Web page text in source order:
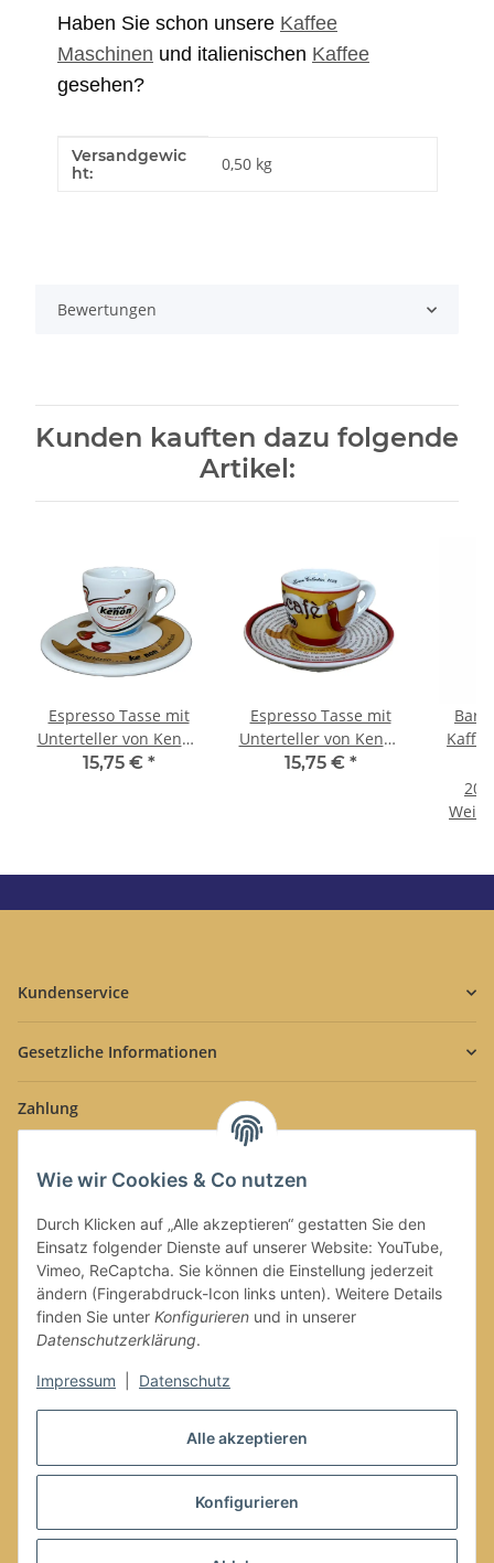
Alle akzeptieren
Konfigurieren
Wie wir Cookies & Co nutzen
Durch Klicken auf „Alle akzeptieren“ gestatten Sie den
Einsatz folgender Dienste auf unserer Website: YouTube,
Vimeo, ReCaptcha. Sie können die Einstellung jederzeit
ändern (Fingerabdruck-Icon links unten). Weitere Details
finden Sie unter Konfigurieren und in unserer
Datenschutzerklärung.
Impressum Datenschutz
Haben Sie schon unsere Kaffee
Maschinen und italienischen Kaffee
gesehen?
Produkteigenschaft
Wert
Versandgewic
ht:
0,50 kg
Bewertungen
Kunden kauften dazu folgende
Artikel:
Espresso Tasse mit
Unterteller von Kenon
- Gewinner des Jahres
15,75 € *
Espresso Tasse mit
Unterteller von Kenon
- Gewinner des Jahres
15,75 € *
Bar:
Kundenservice
Gesetzliche Informationen
Zahlung
Versand
Vertrag widerrufen